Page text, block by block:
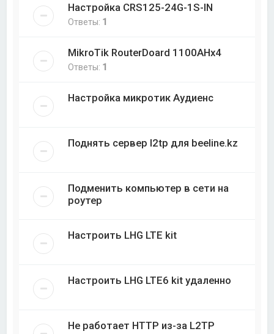
Настройка CRS125-24G-1S-IN
Ответы: 1
MikroTik RouterDoard 1100AHx4
Ответы: 1
Настройка микротик Аудиенс
Поднять сервер l2tp для beeline.kz
Подменить компьютер в сети на
роутер
Настроить LHG LTE kit
Настроить LHG LTE6 kit удаленно
Не работает HTTP из-за L2TP